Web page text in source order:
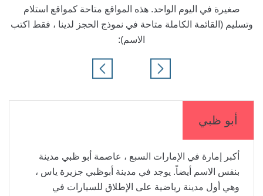
صغيرة في اليوم الواحد. هذه المواقع متاحة كمواقع استلام
وتسليم (القائمة الكاملة متاحة في نموذج الحجز لدينا ، فقط اكتب
الاسم):
أبو ظبي
أكبر إمارة في الإمارات السبع ، عاصمة أبو ظبي مدينة
بنفس الاسم أيضاً. يوجد في مدينة أبوظبي جزيرة ياس ،
وهي أول مدينة رياضية على الإطلاق للسيارات في